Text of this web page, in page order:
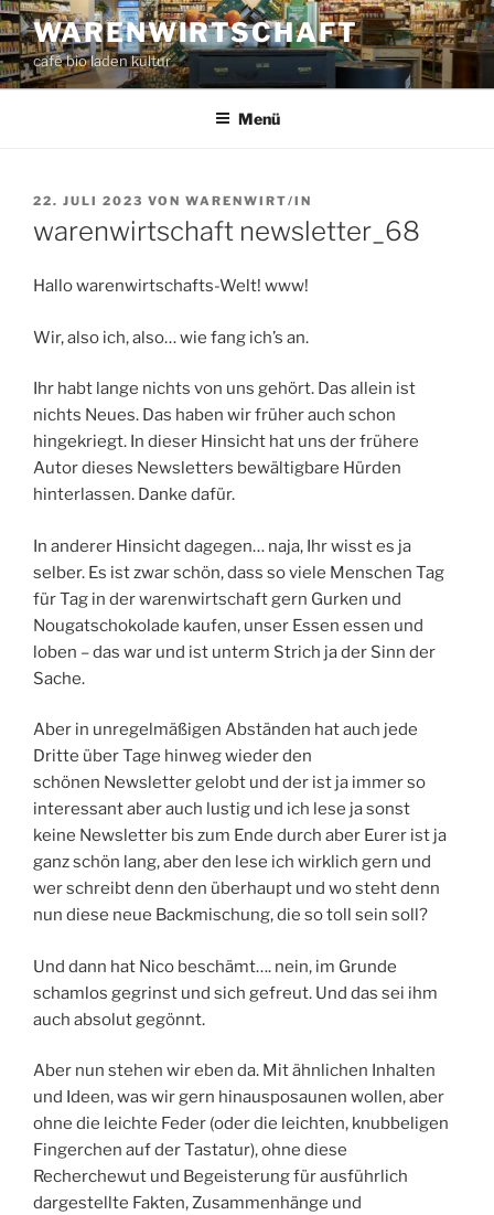
Zum
Inhalt
springen
WARENWIRTSCHAFT
café bio laden kultur
Menü
VERÖFFENTLICHT
22. JULI 2023 VON WARENWIRT/IN
warenwirtschaft newsletter_68
Hallo warenwirtschafts-Welt! www!
Wir, also ich, also… wie fang ich’s an.
Ihr habt lange nichts von uns gehört. Das allein ist
nichts Neues. Das haben wir früher auch schon
hingekriegt. In dieser Hinsicht hat uns der frühere
Autor dieses Newsletters bewältigbare Hürden
hinterlassen. Danke dafür.
In anderer Hinsicht dagegen… naja, Ihr wisst es ja
selber. Es ist zwar schön, dass so viele Menschen Tag
für Tag in der warenwirtschaft gern Gurken und
Nougatschokolade kaufen, unser Essen essen und
loben – das war und ist unterm Strich ja der Sinn der
Sache.
Aber in unregelmäßigen Abständen hat auch jede
Dritte über Tage hinweg wieder den
schönen Newsletter gelobt und der ist ja immer so
interessant aber auch lustig und ich lese ja sonst
keine Newsletter bis zum Ende durch aber Eurer ist ja
ganz schön lang, aber den lese ich wirklich gern und
wer schreibt denn den überhaupt und wo steht denn
nun diese neue Backmischung, die so toll sein soll?
Und dann hat Nico beschämt…. nein, im Grunde
schamlos gegrinst und sich gefreut. Und das sei ihm
auch absolut gegönnt.
Aber nun stehen wir eben da. Mit ähnlichen Inhalten
und Ideen, was wir gern hinausposaunen wollen, aber
ohne die leichte Feder (oder die leichten, knubbeligen
Fingerchen auf der Tastatur), ohne diese
Recherchewut und Begeisterung für ausführlich
dargestellte Fakten, Zusammenhänge und